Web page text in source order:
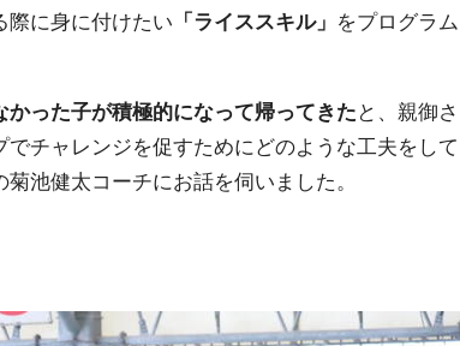
際に身に付けたい 「ライススキル」 をプログラム
かった子が積極的になって帰ってきた と、親御さ
チャレンジを促すためにどのような工夫をして
池健太コーチにお話を伺いました。